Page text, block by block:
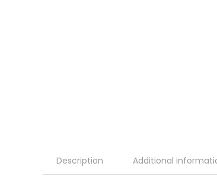
Description Additional